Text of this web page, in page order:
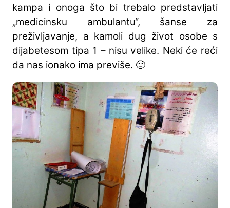
kampa i onoga što bi trebalo predstavljati
„medicinsku ambulantu“, šanse za
preživljavanje, a kamoli dug život osobe s
dijabetesom tipa 1 – nisu velike. Neki će reći
da nas ionako ima previše. 🙂